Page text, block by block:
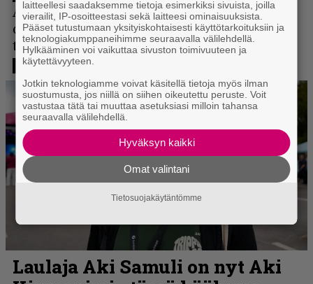
laitteellesi saadaksemme tietoja esimerkiksi sivuista, joilla
vierailit, IP-osoitteestasi sekä laitteesi ominaisuuksista.
Pääset tutustumaan yksityiskohtaisesti käyttötarkoituksiin ja
teknologiakumppaneihimme seuraavalla välilehdellä.
Hylkääminen voi vaikuttaa sivuston toimivuuteen ja
käytettävyyteen.
Jotkin teknologiamme voivat käsitellä tietoja myös ilman
suostumusta, jos niillä on siihen oikeutettu peruste. Voit
vastustaa tätä tai muuttaa asetuksiasi milloin tahansa
seuraavalla välilehdellä.
Hyväksyn kaikki
Omat valintani
Tietosuojakäytäntömme